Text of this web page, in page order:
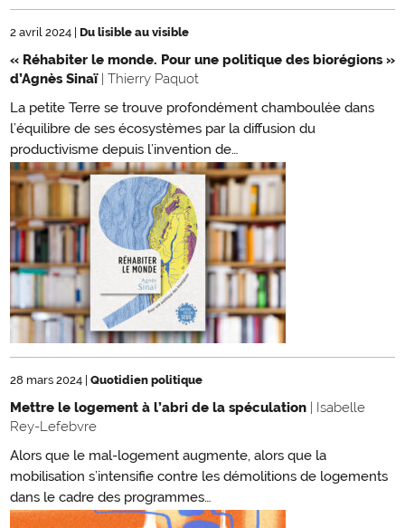
2 avril 2024 Du lisible au visible
« Réhabiter le monde. Pour une politique des biorégions »
d’Agnès Sinaï| Thierry Paquot
La petite Terre se trouve profondément chamboulée dans
l’équilibre de ses écosystèmes par la diffusion du
productivisme depuis l’invention de…
28 mars 2024 Quotidien politique
Mettre le logement à l’abri de la spéculation | Isabelle
Rey-Lefebvre
Alors que le mal-logement augmente, alors que la
mobilisation s’intensifie contre les démolitions de logements
dans le cadre des programmes…